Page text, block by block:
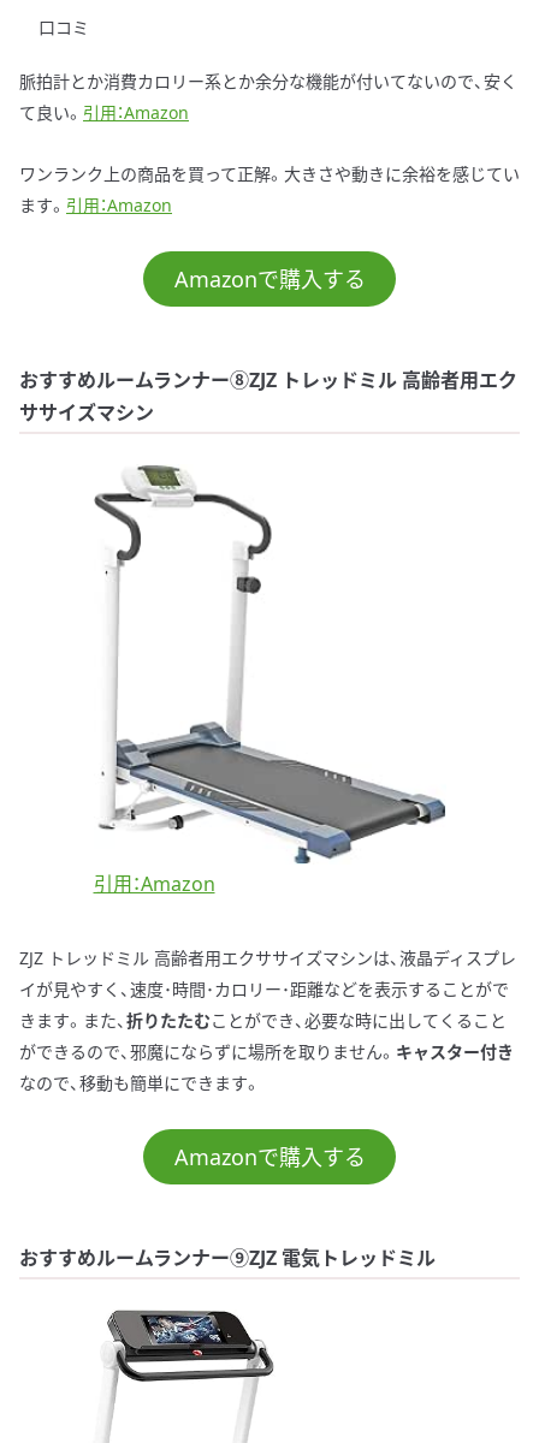
口コミ
脈拍計とか消費カロリー系とか余分な機能が付いてないので、安く
て良い。 引用：Amazon
ワンランク上の商品を買って正解。大きさや動きに余裕を感じてい
ます。 引用：Amazon
Amazonで購入する
おすすめルームランナー⑧ZJZ トレッドミル 高齢者用エク
ササイズマシン
引用：Amazon
ZJZ トレッドミル 高齢者用エクササイズマシンは、液晶ディスプレ
イが見やすく、速度･時間･カロリー･距離などを表示することがで
きます。また、 折りたたむことができ、必要な時に出してくること
ができるので、邪魔にならずに場所を取りません。 キャスター付き
なので、移動も簡単にできます。
Amazonで購入する
おすすめルームランナー⑨ZJZ 電気トレッドミル